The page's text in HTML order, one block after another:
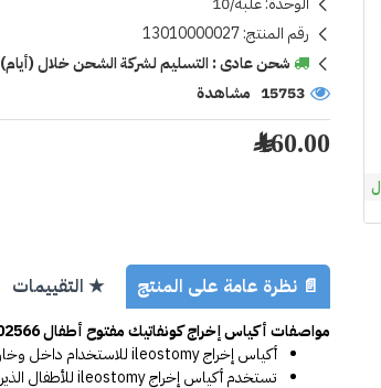
رقم المنتج:13010000027
شحن عادى : التسليم لشركة الشحن خلال (أيام)
15753 مشاهدة
160.00 ﷼
📄 نظرة عامة على المنتج ★ التقييمات
مواصفات أكياس إخراج كونفاتيك مفتوح أطفال SUR-FIT Plus 402566:
أكياس إخراج ileostomy للاستخدام داخل وخارج المنزل؛ دون أصوات ولا روائح ولا إحراج، راحة بال للأهل والأطفال.